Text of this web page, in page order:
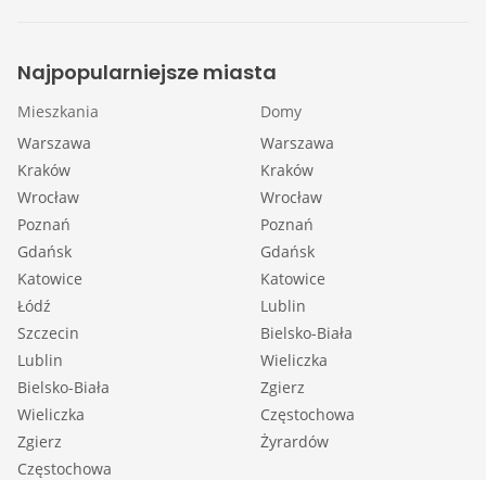
Najpopularniejsze miasta
Mieszkania
Warszawa
Kraków
Wrocław
Poznań
Gdańsk
Katowice
Łódź
Szczecin
Lublin
Bielsko-Biała
Wieliczka
Zgierz
Częstochowa
Domy
Warszawa
Kraków
Wrocław
Poznań
Gdańsk
Katowice
Lublin
Bielsko-Biała
Wieliczka
Zgierz
Częstochowa
Żyrardów